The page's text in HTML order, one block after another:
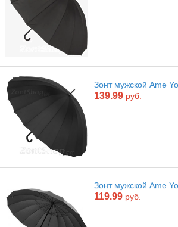
Зонт мужской Ame
139.99 руб.
Зонт мужской Ame
119.99 руб.